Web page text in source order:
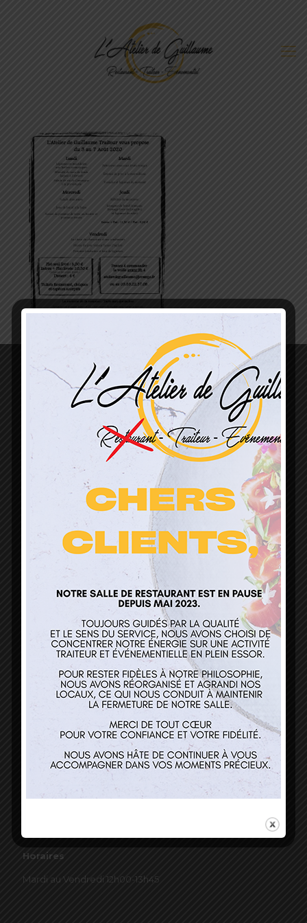
L’Atelier de Guillaume
1 Lieu Dit Sur Les Prés
68160 Sainte Marie Aux Mines
contact@atelierdeguillaume.fr
Nos services
Restaurant
Contact
Horaires
Mardi au Vendredi 12h00-13h45